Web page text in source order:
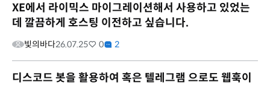
XE에서 라이믹스 마이그레이션해서 사용하고 있었는
데 깔끔하게 호스팅 이전하고 싶습니다.
빛의바다26.07.25 0 2
디스코드 봇을 활용하여 혹은 텔레그램 으로도 웹훅이